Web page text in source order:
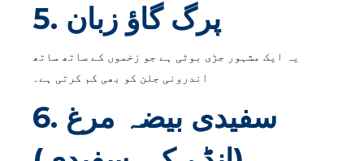
5. پرگ گاؤ زبان
یہ ایک مشہور جڑی بوٹی ہے جو زخموں کے ساتھ ساتھ
اندرونی جلن کو بھی کم کرتی ہے۔
6. سفیدی بیضہ مرغ